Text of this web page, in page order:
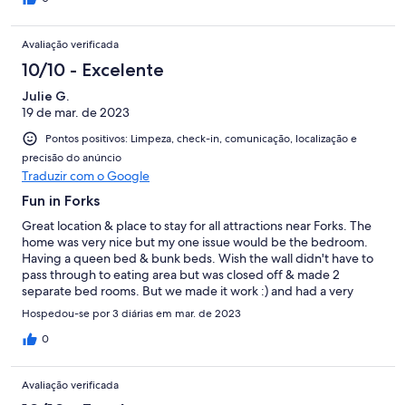
Avaliação verificada
10/10 - Excelente
Julie G.
19 de mar. de 2023
Pontos positivos: Limpeza, check-in, comunicação, localização e
precisão do anúncio
Traduzir com o Google
Fun in Forks
Great location & place to stay for all attractions near Forks. The
home was very nice but my one issue would be the bedroom.
Having a queen bed & bunk beds. Wish the wall didn't have to
pass through to eating area but was closed off & made 2
separate bed rooms. But we made it work :) and had a very
pleasant stay .
Hospedou-se por 3 diárias em mar. de 2023
0
Avaliação verificada